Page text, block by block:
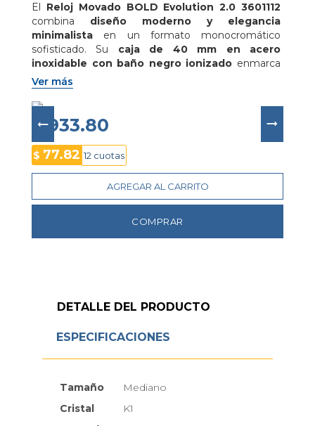
El Reloj Movado BOLD Evolution 2.0 3601112
combina diseño moderno y elegancia
minimalista en un formato monocromático
sofisticado. Su caja de 40 mm en acero
inoxidable con baño negro ionizado enmarca
una carátula tonal microtexturizada
acabado lacado brillante
las 12
completa un
look audaz y contemporáneo, ideal para quienes
valoran la precisión y el estilo moderno.
Ver más
$ 933.80
$ 77.82 12 cuotas
AGREGAR AL CARRITO
COMPRAR
DETALLE DEL PRODUCTO
ESPECIFICACIONES
Tamaño
Mediano
Cristal
K1